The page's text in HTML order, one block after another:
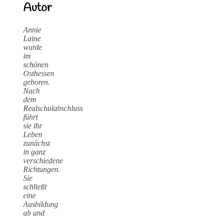
Autor
Annie
Laine
wurde
im
schönen
Osthessen
geboren.
Nach
dem
Realschulabschluss
führt
sie ihr
Leben
zunächst
in ganz
verschiedene
Richtungen.
Sie
schließt
eine
Ausbildung
ab und